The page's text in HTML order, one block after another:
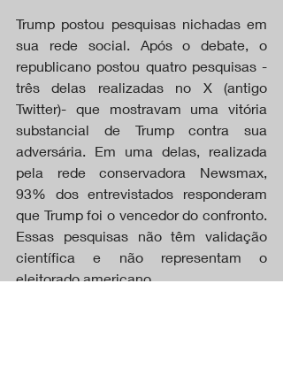
Trump postou pesquisas nichadas em
sua rede social. Após o debate, o
republicano postou quatro pesquisas -
três delas realizadas no X (antigo
Twitter)- que mostravam uma vitória
substancial de Trump contra sua
adversária. Em uma delas, realizada
pela rede conservadora Newsmax,
93% dos entrevistados responderam
que Trump foi o vencedor do confronto.
Essas pesquisas não têm validação
científica e não representam o
eleitorado americano.